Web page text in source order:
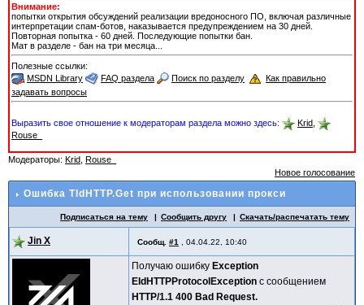
Внимание:
попытки открытия обсуждений реализации вредоносного ПО, включая различные
интерпретации спам-ботов, наказывается предупреждением на 30 дней.
Повторная попытка - 60 дней. Последующие попытки бан.
Мат в разделе - бан на три месяца...
Полезные ссылки:
MSDN Library
FAQ раздела Поиск по разделу
Как правильно
задавать вопросы
Выразить свое отношение к модераторам раздела можно здесь: Krid
Rouse_
Модераторы: Krid Rouse_
Новое голосование
Ошибка TIdHTTP.Get при использовании прокси
Подписаться на тему Сообщить другу Скачать/распечатать тему
Jin X Сообщ. #1 04.04.22, 10:40
Получаю ошибку Exception
EIdHTTPProtocolException с сообщением
HTTP/1.1 400 Bad Request.